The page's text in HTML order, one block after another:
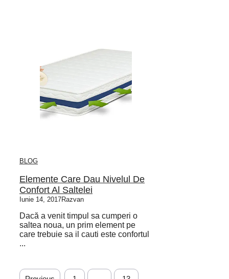
BLOG
Elemente Care Dau Nivelul De
Confort Al Saltelei
Iunie 14, 2017Razvan
Dacă a venit timpul sa cumperi o
saltea noua, un prim element pe
care trebuie sa il cauti este confortul
...